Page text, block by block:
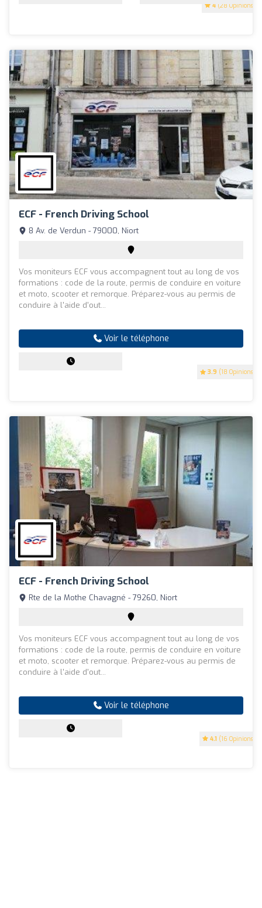
4 (28 Opinions)
ECF - French Driving School
3.9 (18 Opinions)
8 Av. de Verdun - 79000, Niort
Vos moniteurs ECF vous accompagnent tout au long de vos
formations : code de la route, permis de conduire en voiture
et moto, scooter et remorque. Préparez-vous au permis de
conduire à l'aide d'out...
Voir le téléphone
ECF - French Driving School
4.1 (16 Opinions)
Rte de la Mothe Chavagné - 79260, Niort
Vos moniteurs ECF vous accompagnent tout au long de vos
formations : code de la route, permis de conduire en voiture
et moto, scooter et remorque. Préparez-vous au permis de
conduire à l'aide d'out...
Voir le téléphone